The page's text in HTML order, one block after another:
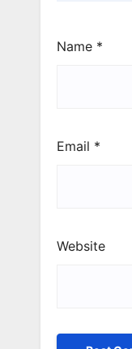
Name *
Email *
Website